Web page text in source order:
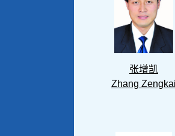
张增凯
Zhang